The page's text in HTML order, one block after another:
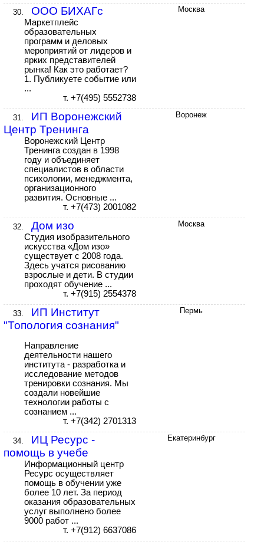
30. ООО БИХАГс
Маркетплейс
образовательных
программ и деловых
мероприятий от лидеров и
ярких представителей
рынка! Как это работает?
1. Публикуете событие или
...
т. +7(495) 5552738
Москва
31.
ИП Воронежский
Центр Тренинга
Воронежский Центр
Тренинга создан в 1998
году и объединяет
специалистов в области
психологии, менеджмента,
организационного
развития. Основные ...
т. +7(473) 2001082
Воронеж
32. Дом изо
Студия изобразительного
искусства «Дом изо»
существует с 2008 года.
Здесь учатся рисованию
взрослые и дети. В студии
проходят обучение ...
т. +7(915) 2554378
Москва
33.
ИП Институт
"Топология сознания"
Направление
деятельности нашего
института - разработка и
исследование методов
тренировки сознания. Мы
создали новейшие
технологии работы с
сознанием ...
т. +7(342) 2701313
Пермь
34.
ИЦ Ресурс -
помощь в учебе
Информационный центр
Ресурс осуществляет
помощь в обучении уже
более 10 лет. За период
оказания образовательных
услуг выполнено более
9000 работ ...
т. +7(912) 6637086
Екатеринбург